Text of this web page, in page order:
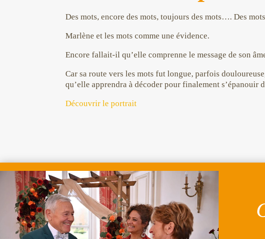
Des mots, encore des mots, toujours des mots…. Des
Marlène et les mots comme une évidence.
Encore fallait-il qu’elle comprenne le message de son
Car sa route vers les mots fut longue, parfois
qu’elle apprendra à décoder pour finalement
Découvrir le portrait